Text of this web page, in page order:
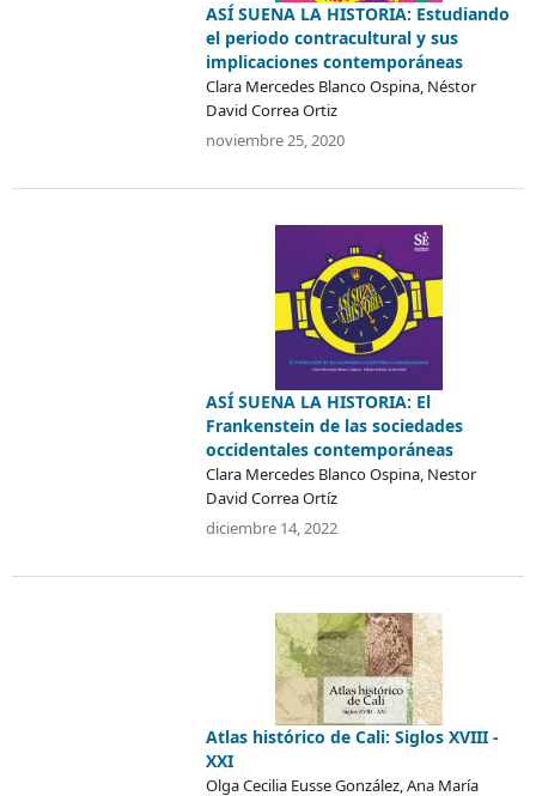
ASÍ SUENA LA HISTORIA: Estudiando
el periodo contracultural y sus
implicaciones contemporáneas
Clara Mercedes Blanco Ospina, Néstor
David Correa Ortiz
noviembre 25, 2020
ASÍ SUENA LA HISTORIA: El
Frankenstein de las sociedades
occidentales contemporáneas
Clara Mercedes Blanco Ospina, Nestor
David Correa Ortíz
diciembre 14, 2022
Atlas histórico de Cali: Siglos XVIII -
XXI
Olga Cecilia Eusse González, Ana María